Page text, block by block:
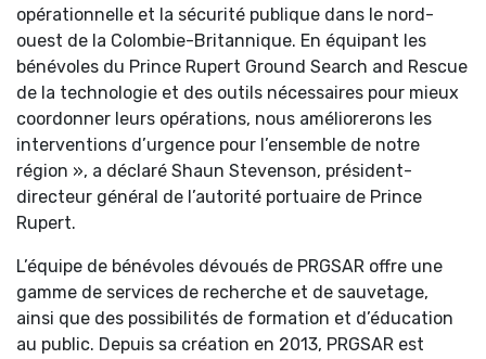
opérationnelle et la sécurité publique dans le nord-
ouest de la Colombie-Britannique. En équipant les
bénévoles du Prince Rupert Ground Search and Rescue
de la technologie et des outils nécessaires pour mieux
coordonner leurs opérations, nous améliorerons les
interventions d’urgence pour l’ensemble de notre
région », a déclaré Shaun Stevenson, président-
directeur général de l’autorité portuaire de Prince
Rupert.
L’équipe de bénévoles dévoués de PRGSAR offre une
gamme de services de recherche et de sauvetage,
ainsi que des possibilités de formation et d’éducation
au public. Depuis sa création en 2013, PRGSAR est